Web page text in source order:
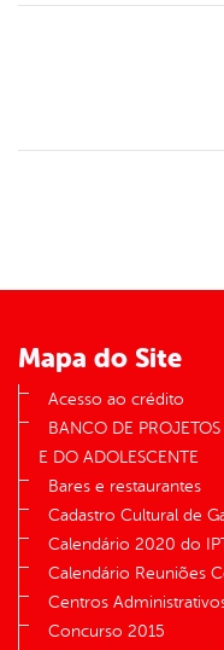
Mapa do Site
Acesso ao crédito
BANCO DE
E DO ADOLESCENTE
Bares e restaurantes
Cadastro Cultural de
Calendário 2020 do
Calendário Reuniões
Centros
Concurso 2015